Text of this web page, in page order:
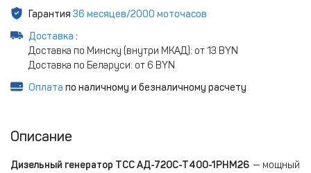
Гарантия 36 месяцев/2000 моточасов
Доставка :
Доставка по Минску (внутри МКАД): от 13 BYN
Доставка по Беларуси: от 6 BYN
Оплата по наличному и безналичному расчету
Описание
Дизельный генератор ТСС АД-720С-Т400-1РНМ26 — мощный